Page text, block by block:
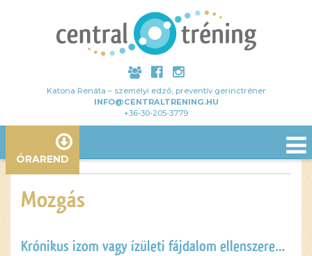
Katona Renáta – személyi edző, preventív gerinctréner
INFO@CENTRALTRENING.HU
+36-30-205-3779
ÓRAREND
Mozgás
Krónikus izom vagy ízületi fájdalom ellenszere…